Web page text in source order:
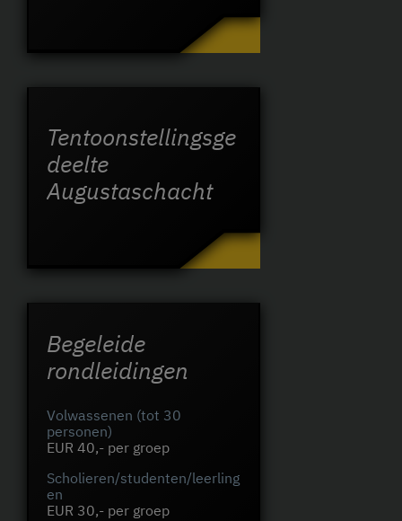
Tentoonstellingsge
deelte
Augustaschacht
Begeleide
rondleidingen
Volwassenen (tot 30
personen)
EUR 40,- per groep
Scholieren/studenten/leerling
en
EUR 30,- per groep